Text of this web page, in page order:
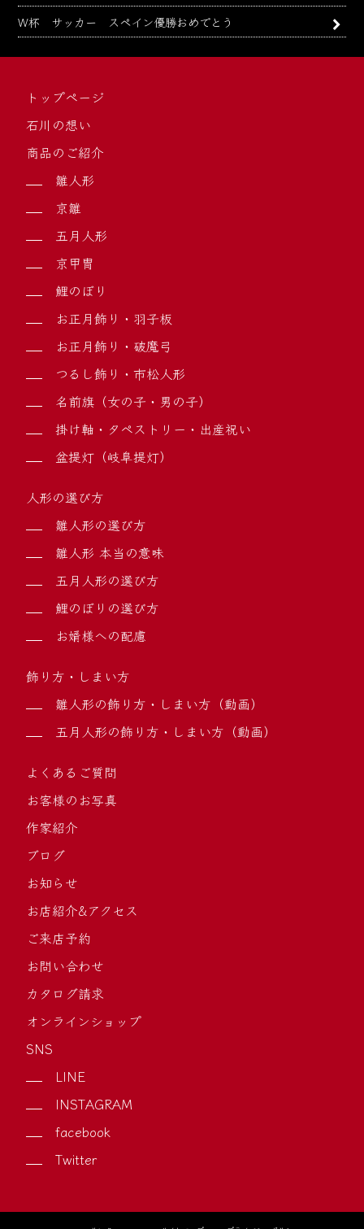
W杯 サッカー スペイン優勝おめでとう
トップページ
石川の想い
商品のご紹介
雛人形
京雛
五月人形
京甲冑
鯉のぼり
お正月飾り・羽子板
お正月飾り・破魔弓
つるし飾り・市松人形
名前旗（女の子・男の子）
掛け軸・タペストリー・出産祝い
盆提灯（岐阜提灯）
人形の選び方
雛人形の選び方
雛人形 本当の意味
五月人形の選び方
鯉のぼりの選び方
お婿様への配慮
飾り方・しまい方
雛人形の飾り方・しまい方（動画）
五月人形の飾り方・しまい方（動画）
よくあるご質問
お客様のお写真
作家紹介
ブログ
お知らせ
お店紹介&アクセス
ご来店予約
お問い合わせ
カタログ請求
オンラインショップ
SNS
LINE
INSTAGRAM
facebook
Twitter